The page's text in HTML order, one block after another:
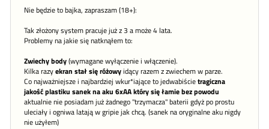
Nie będzie to bajka, zapraszam (18+):
Tak złożony system pracuje już z 3 a może 4 lata.
Problemy na jakie się natknąłem to:
Zwiechy body(wymagane wyłączenie i włączenie).
Kilka razyekran stał się różowyidący razem z zwiechem w parze.
Co najważniejsze i najbardziej wkur*iające to jedwabiścietragiczna
jakość plastiku sanek na aku 6xAA który się łamie bez powodu
aktualnie nie posiadam już żadnego "trzymacza" baterii gdyż po prostu
uleciały i ogniwa latają w gripie jak chcą. (sanek na oryginalne aku nigdy
nie użyłem)